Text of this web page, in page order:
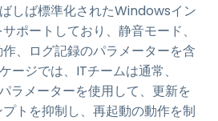
しば標準化されたWindowsイン
ポートしており、静音モード、
、ログ記録のパラメーターを含
ージでは、ITチームは通常、
メーターを使用して、更新を
トを抑制し、再起動の動作を制